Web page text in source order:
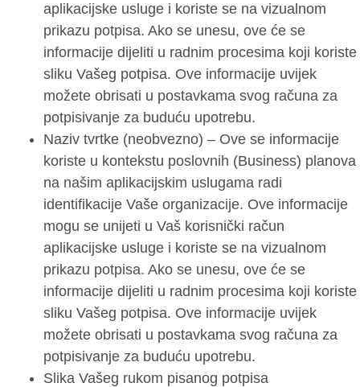
aplikacijske usluge i koriste se na vizualnom
prikazu potpisa. Ako se unesu, ove će se
informacije dijeliti u radnim procesima koji koriste
sliku Vašeg potpisa. Ove informacije uvijek
možete obrisati u postavkama svog računa za
potpisivanje za buduću upotrebu.
Naziv tvrtke (neobvezno) – Ove se informacije
koriste u kontekstu poslovnih (Business) planova
na našim aplikacijskim uslugama radi
identifikacije Vaše organizacije. Ove informacije
mogu se unijeti u Vaš korisnički račun
aplikacijske usluge i koriste se na vizualnom
prikazu potpisa. Ako se unesu, ove će se
informacije dijeliti u radnim procesima koji koriste
sliku Vašeg potpisa. Ove informacije uvijek
možete obrisati u postavkama svog računa za
potpisivanje za buduću upotrebu.
Slika Vašeg rukom pisanog potpisa